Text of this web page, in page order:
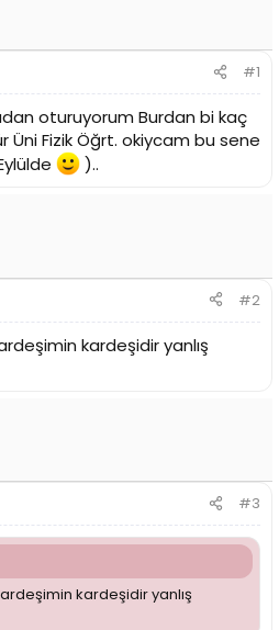
#1
oturuyorum Burdan bi kaç
Üni Fizik Öğrt. okiycam bu sene
)..
#2
kardeşidir yanlış
#3
kardeşidir yanlış